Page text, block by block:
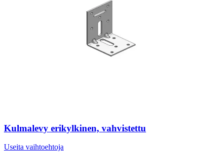
Kulmalevy erikylkinen, vahvistettu
Useita vaihtoehtoja